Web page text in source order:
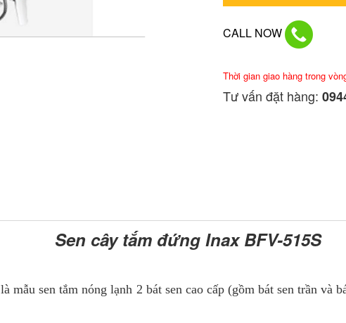
CALL NOW
Thời gian giao hàng trong
Tư vấn đặt hàng:
Sen cây tắm đứng Inax BFV-515S
là mẫu sen tắm nóng lạnh 2 bát sen cao cấp (gồm bát sen trần và